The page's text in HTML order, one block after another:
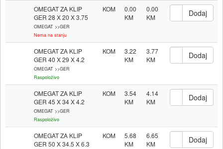
OMEGAT ZA KLIP
GER 28 X 20 X 3.75
OMEGAT >>GER
Nema na stanju
KOM 0.00 0.00
OMEGAT ZA KLIP
GER 40 X 29 X 4.2
OMEGAT >>GER
Raspoloživo
KOM 3.22 3.77
OMEGAT ZA KLIP
GER 45 X 34 X 4.2
OMEGAT >>GER
Raspoloživo
KOM 3.54 4.14
OMEGAT ZA KLIP
GER 50 X 34.5 X 6.3
KOM 5.68 6.65